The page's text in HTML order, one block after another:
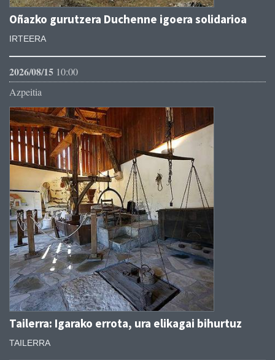
Oñazko gurutzera Duchenne igoera solidarioa
IRTEERA
2026/08/15 10:00
Azpeitia
Tailerra: Igarako errota, ura elikagai bihurtuz
TAILERRA